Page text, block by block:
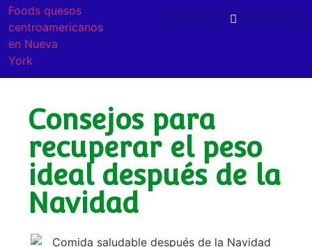
Consejos para
recuperar el peso
ideal después de la
Navidad